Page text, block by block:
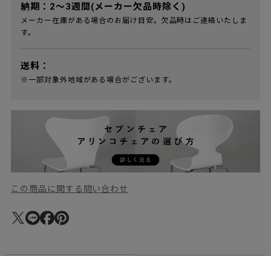
納期：2～3週間(メーカー欠品時除く)
メーカー在庫がある場合のお届け目安。欠品時はご連絡いたしま
す。
送料：
※一部対象外地域がある場合がございます。
この商品に関する問い合わせ